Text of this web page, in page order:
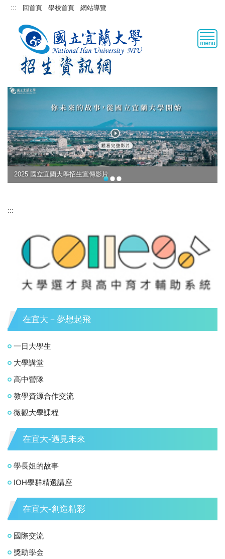
跳::: 回首頁 學校首頁 網站導覽
2025 國立宜蘭大學招生宣傳影片
:::
在宜大－夢想起飛
一日大學生
大學講堂
高中營隊
教學資源合作交流
微觀大學課程
在宜大-遇見未來
學長姐的故事
IOH學群精選講座
在宜大-創造精彩
國際交流
獎助學金